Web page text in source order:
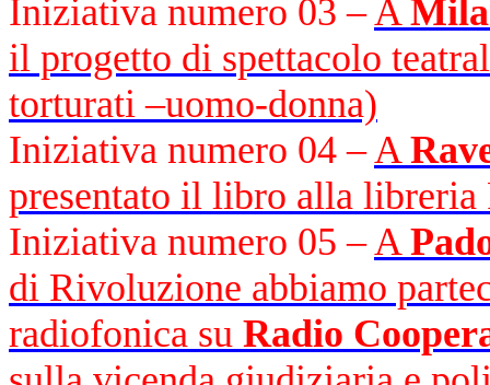
Iniziativa numero 03 –A
il progetto di spettacolo
torturati –uomo-donna)
Iniziativa numero 04 –A
presentato il libro alla
Iniziativa numero 05 –A
di Rivoluzione abbiamo
radiofonica su Radio